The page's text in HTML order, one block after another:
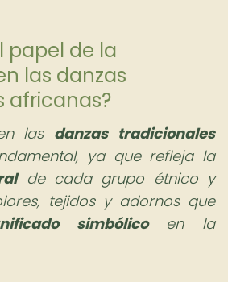
papel de la
las danzas
africanas?
las danzas tradicionales
ya que refleja la
de cada grupo étnico y
tejidos y adornos que
simbólicoen la